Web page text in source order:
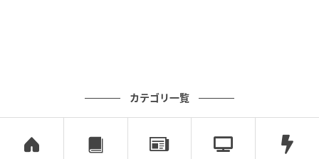
元記事で読む
次の記事
カテゴリ一覧